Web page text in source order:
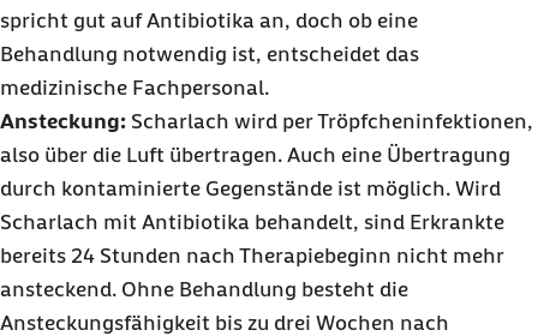
spricht gut auf Antibiotika an, doch ob eine
Behandlung notwendig ist, entscheidet das
medizinische Fachpersonal.
Ansteckung: Scharlach wird per Tröpfcheninfektionen,
also über die Luft übertragen. Auch eine Übertragung
durch kontaminierte Gegenstände ist möglich. Wird
Scharlach mit Antibiotika behandelt, sind Erkrankte
bereits 24 Stunden nach Therapiebeginn nicht mehr
ansteckend. Ohne Behandlung besteht die
Ansteckungsfähigkeit bis zu drei Wochen nach